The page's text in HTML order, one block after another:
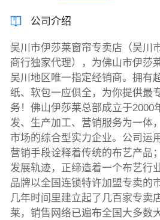
公司介绍
吴川市伊莎莱窗帘专卖店（吴川
商行独家代理），为佛山市伊莎
吴川地区唯一指定经销商。拥有
纸、软包一应俱全，为你提供最
务！佛山伊莎莱总部成立于2000
发、生产加工、营销服务为一体
市场的综合型实力企业。公司运
营销手段诠释着传统的布艺产品
发展轨迹，正缔造着一个布艺行
品牌以全国连锁特许加盟专卖的
几年时间里建立起了几百家专卖
莱，销售网络已遍布全国大多数